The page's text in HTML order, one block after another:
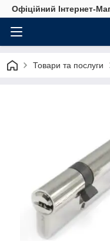
Офіційний Інтернет-
Товари та послуги